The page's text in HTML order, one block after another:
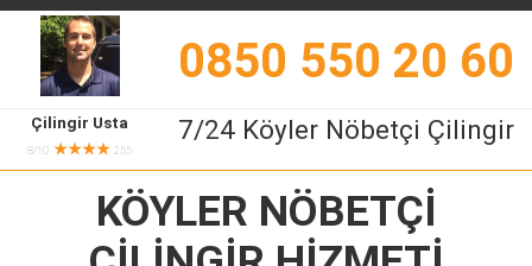
0850 550 20 60
Çilingir Usta
8/10 ★★★★255
7/24 Köyler Nöbetçi Çilingir
KÖYLER NÖBETÇİ